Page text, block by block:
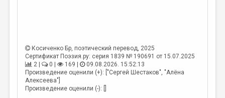
Косиченко Бр, поэтический перевод, 2025
Сертификат Поэзия.ру: серия 1839 № 190691 от 15.07.2025
2 |
0 | 169 |
09.08.2026. 15:52:13
Произведение оценили (+): ["Сергей Шестаков", "Алёна
Алексеева"]
Произведение оценили (-): []